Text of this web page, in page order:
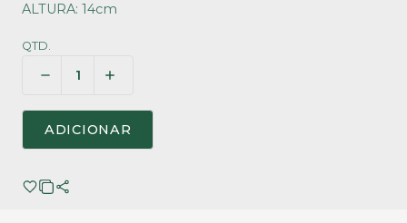
ALTURA: 14cm
QTD.
ADICIONAR